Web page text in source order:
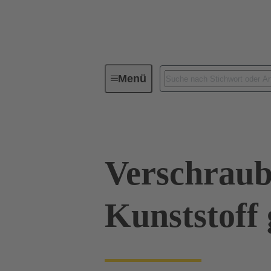
MenüIndustrie-Steckverbinder / Han®
Kunststoff